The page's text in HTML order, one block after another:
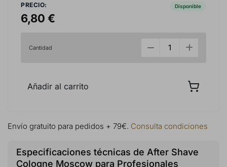
PRECIO:
6,80 €
Disponible
Cantidad
Añadir al carrito
Envío gratuito para pedidos + 79€. Consulta condiciones
Especificaciones técnicas de After Shave
Cologne Moscow para Profesionales